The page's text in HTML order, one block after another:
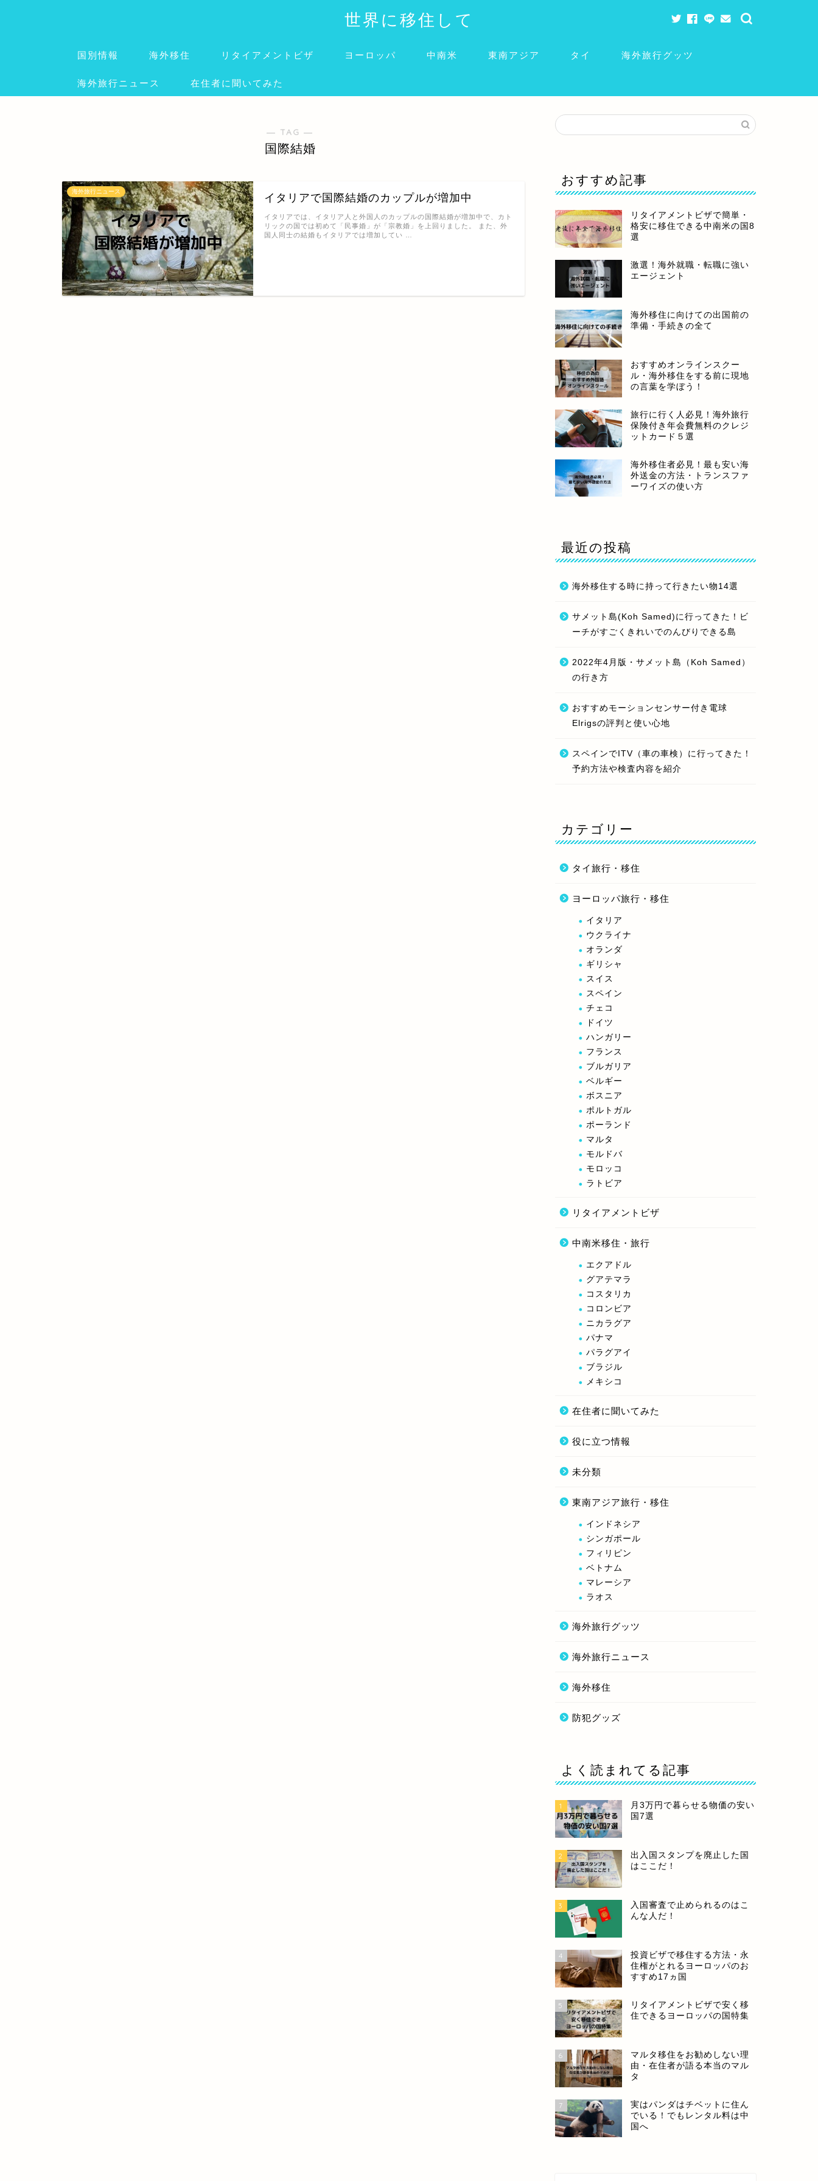
世界に移住して
国別情報 海外移住 リタイアメントビザ ヨーロッパ 中南米 東南アジア タイ 海外旅行グッツ
海外旅行ニュース 在住者に聞いてみた
― TAG ―
国際結婚
海外旅行ニュース
イタリアで国際結婚のカップルが増加中
イタリアでは、イタリア人と外国人のカップルの国際結婚が増加中で、カト
リックの国では初めて「民事婚」が「宗教婚」を上回りました。 また、外
国人同士の結婚もイタリアでは増加してい …
おすすめ記事
リタイアメントビザで簡単・
格安に移住できる中南米の国8
選
激選！海外就職・転職に強い
エージェント
海外移住に向けての出国前の
準備・手続きの全て
おすすめオンラインスクー
ル・海外移住をする前に現地
の言葉を学ぼう！
旅行に行く人必見！海外旅行
保険付き年会費無料のクレジ
ットカード５選
海外移住者必見！最も安い海
外送金の方法・トランスファ
ーワイズの使い方
最近の投稿
海外移住する時に持って行きたい物14選
サメット島(Koh Samed)に行ってきた！ビ
ーチがすごくきれいでのんびりできる島
2022年4月版・サメット島（Koh Samed）
の行き方
おすすめモーションセンサー付き電球
Elrigsの評判と使い心地
スペインでITV（車の車検）に行ってきた！
予約方法や検査内容を紹介
カテゴリー
タイ旅行・移住
ヨーロッパ旅行・移住
イタリア
ウクライナ
オランダ
ギリシャ
スイス
スペイン
チェコ
ドイツ
ハンガリー
フランス
ブルガリア
ベルギー
ボスニア
ポルトガル
ポーランド
マルタ
モルドバ
モロッコ
ラトビア
リタイアメントビザ
中南米移住・旅行
エクアドル
グアテマラ
コスタリカ
コロンビア
ニカラグア
パナマ
パラグアイ
ブラジル
メキシコ
在住者に聞いてみた
役に立つ情報
未分類
東南アジア旅行・移住
インドネシア
シンガポール
フィリピン
ベトナム
マレーシア
ラオス
海外旅行グッツ
海外旅行ニュース
海外移住
防犯グッズ
よく読まれてる記事
1
月3万円で暮らせる物価の安い
国7選
2
出入国スタンプを廃止した国
はここだ！
3
入国審査で止められるのはこ
んな人だ！
4
投資ビザで移住する方法・永
住権がとれるヨーロッパのお
すすめ17ヵ国
5
リタイアメントビザで安く移
住できるヨーロッパの国特集
6
マルタ移住をお勧めしない理
由・在住者が語る本当のマル
タ
7
実はパンダはチベットに住ん
でいる！でもレンタル料は中
国へ